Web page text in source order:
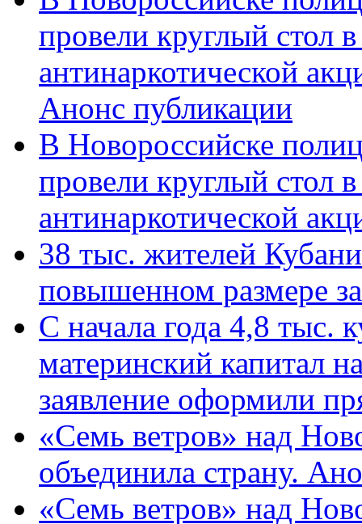
провели круглый стол
антинаркотической
Анонс публикации
В Новороссийске
провели круглый стол
антинаркотической
38 тыс. жителей
повышенном размере
С начала года 4,8 тыс.
материнский капитал
заявление оформили
«Семь ветров» над
объединила страну.
«Семь ветров» над